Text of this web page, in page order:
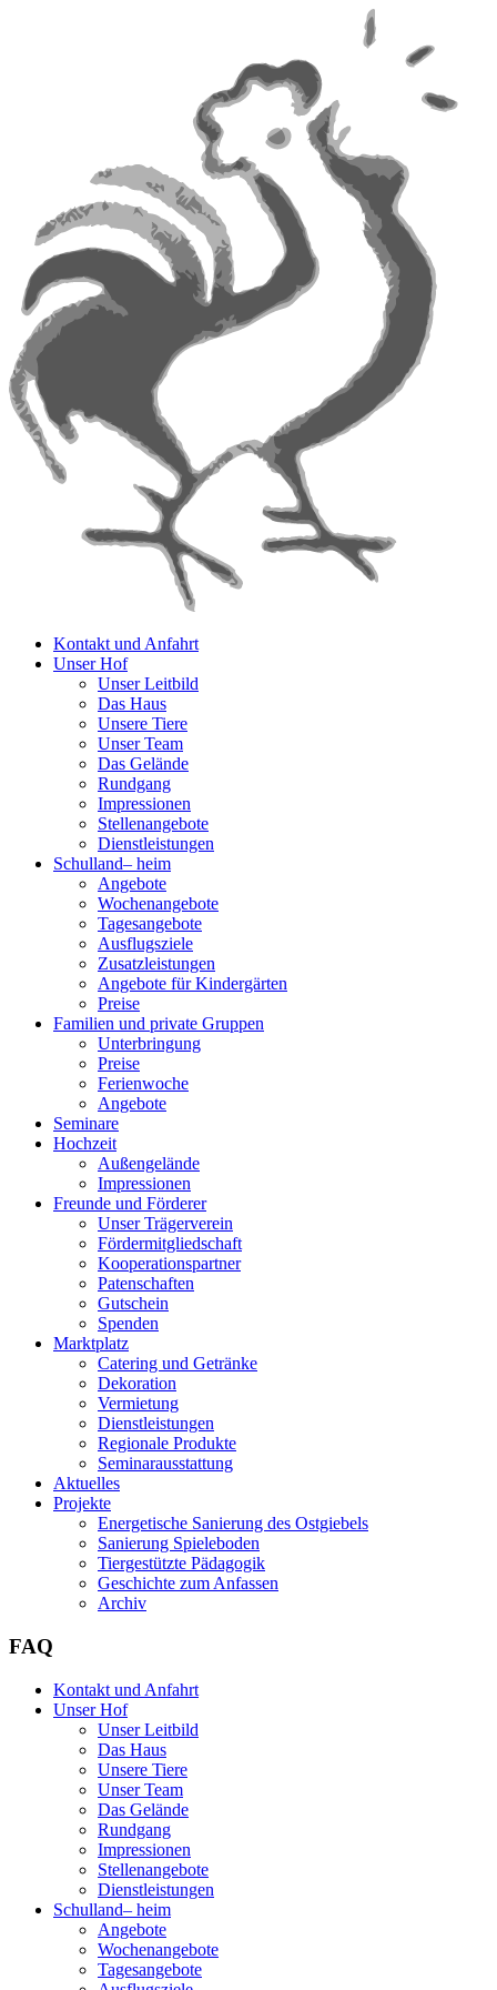
Kontakt und Anfahrt
Unser Hof
Unser Leitbild
Das Haus
Unsere Tiere
Unser Team
Das Gelände
Rundgang
Impressionen
Stellenangebote
Dienstleistungen
Schulland– heim
Angebote
Wochenangebote
Tagesangebote
Ausflugsziele
Zusatzleistungen
Angebote für Kindergärten
Preise
Familien und private Gruppen
Unterbringung
Preise
Ferienwoche
Angebote
Seminare
Hochzeit
Außengelände
Impressionen
Freunde und Förderer
Unser Trägerverein
Fördermitgliedschaft
Kooperationspartner
Patenschaften
Gutschein
Spenden
Marktplatz
Catering und Getränke
Dekoration
Vermietung
Dienstleistungen
Regionale Produkte
Seminarausstattung
Aktuelles
Projekte
Energetische Sanierung des Ostgiebels
Sanierung Spieleboden
Tiergestützte Pädagogik
Geschichte zum Anfassen
Archiv
FAQ
Kontakt und Anfahrt
Unser Hof
Unser Leitbild
Das Haus
Unsere Tiere
Unser Team
Das Gelände
Rundgang
Impressionen
Stellenangebote
Dienstleistungen
Schulland– heim
Angebote
Wochenangebote
Tagesangebote